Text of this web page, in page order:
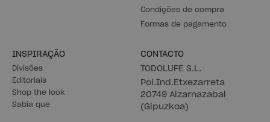
Condições de compra
Formas de pagamento
INSPIRAÇÃO
Divisões
Editoriais
Shop the look
Sabia que
CONTACTO
TODOLUFE S.L.
Pol.Ind.Etxezarreta
20749 Aizarnazabal
(Gipuzkoa)